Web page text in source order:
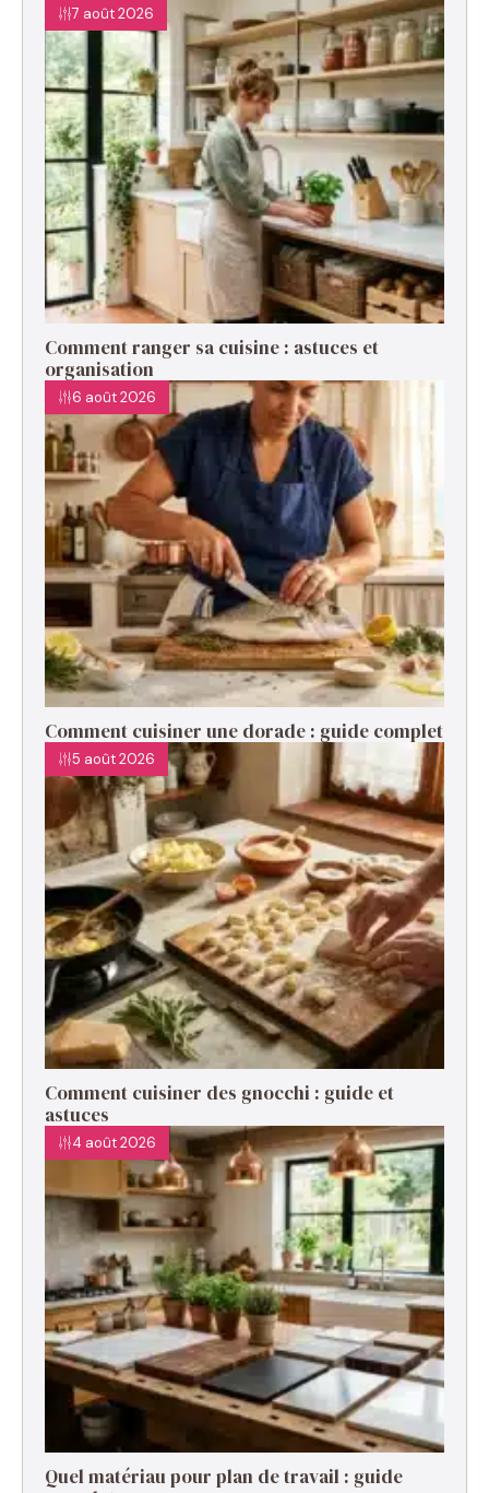
7 août 2026
Comment ranger sa cuisine : astuces et
organisation
6 août 2026
Comment cuisiner une dorade : guide complet
5 août 2026
Comment cuisiner des gnocchi : guide et
astuces
4 août 2026
Quel matériau pour plan de travail : guide